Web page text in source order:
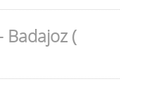
Badajoz (